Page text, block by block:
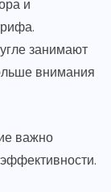
и
занимают
внимания
важно